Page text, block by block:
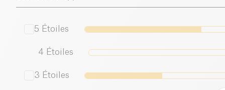
5 Étoiles
4 Étoiles
3 Étoiles